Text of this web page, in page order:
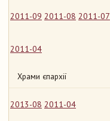
2011-09 2011-08 2011-07
2011-04
Храми єпархії
2013-08 2011-04